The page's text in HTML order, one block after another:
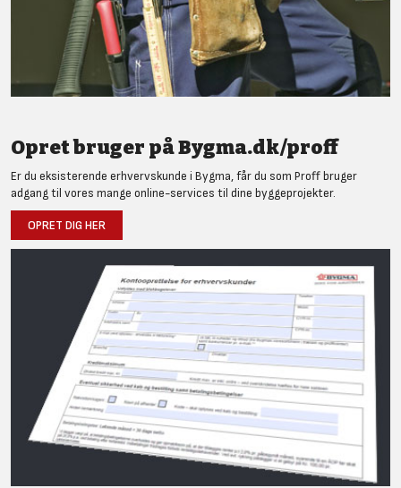
Opret bruger på Bygma.dk/proff
Er du eksisterende erhvervskunde i Bygma, får du som Proff bruger
adgang til vores mange online-services til dine byggeprojekter.
OPRET DIG HER